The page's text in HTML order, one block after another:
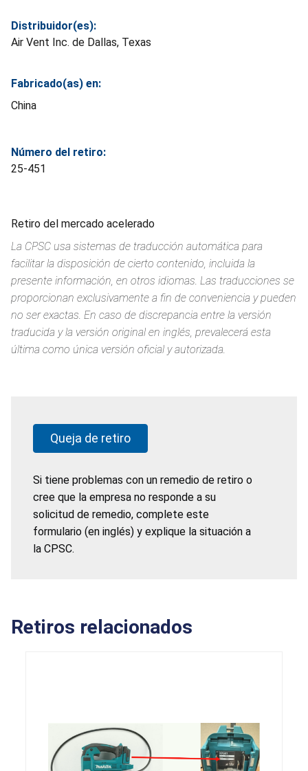
Distribuidor(es):
Air Vent Inc. de Dallas, Texas
Fabricado(as) en:
China
Número del retiro:
25-451
Retiro del mercado acelerado
La CPSC usa sistemas de traducción automática para
facilitar la disposición de cierto contenido, incluida la
presente información, en otros idiomas. Las traducciones se
proporcionan exclusivamente a fin de conveniencia y pueden
no ser exactas. En caso de discrepancia entre la versión
traducida y la versión original en inglés, prevalecerá esta
última como única versión oficial y autorizada.
Queja de retiro
Si tiene problemas con un remedio de retiro o
cree que la empresa no responde a su
solicitud de remedio, complete este
formulario (en inglés) y explique la situación a
la CPSC.
Retiros relacionados